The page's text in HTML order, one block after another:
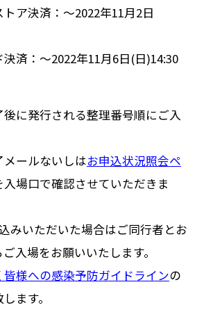
ア決済：〜2022年11月2日
済：〜2022年11月6日(日)14:30
後に発行される整理番号順にご入
メールないしはお申込状況照会ペ
場口で確認させていただきま
みいただいた場合はご同行者とお
入場をお願いいたします。
皆様への感染予防ガイドラインの
ます。